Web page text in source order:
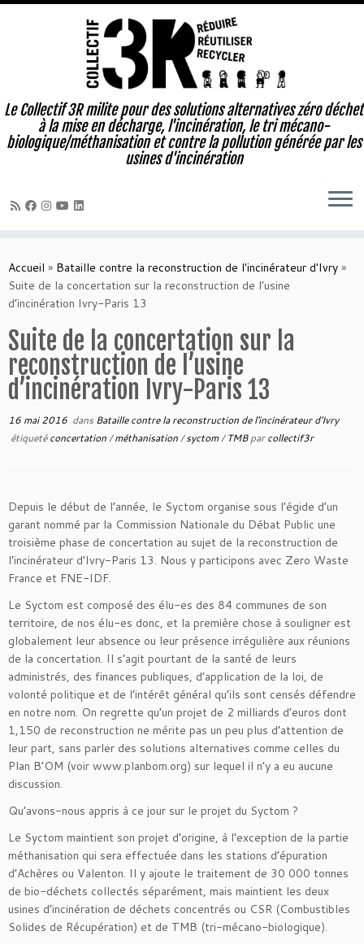
au
contenu
Le Collectif 3R milite pour des solutions alternatives zéro déchet
à la mise en décharge, l'incinération, le tri mécano-
biologique/méthanisation et contre la pollution générée par les
usines d'incinération
Accueil » Bataille contre la reconstruction de l'incinérateur d'Ivry »
Suite de la concertation sur la reconstruction de l’usine
d’incinération Ivry-Paris 13
Suite de la concertation sur la
reconstruction de l’usine
d’incinération Ivry-Paris 13
16 mai 2016 dans Bataille contre la reconstruction de l'incinérateur d'Ivry
étiquetéconcertation/méthanisation/syctom/TMBparcollectif3r
Depuis le début de l’année, le Syctom organise sous l’égide d’un
garant nommé par la Commission Nationale du Débat Public une
troisième phase de concertation au sujet de la reconstruction de
l’incinérateur d’Ivry-Paris 13. Nous y participons avec Zero Waste
France et FNE-IDF.
Le Syctom est composé des élu-es des 84 communes de son
territoire, de nos élu-es donc, et la première chose à souligner est
globalement leur absence ou leur présence irrégulière aux réunions
de la concertation. Il s’agit pourtant de la santé de leurs
administrés, des finances publiques, d’application de la loi, de
volonté politique et de l’intérêt général qu’ils sont censés défendre
en notre nom. On regrette qu’un projet de 2 milliards d’euros dont
1,150 de reconstruction ne mérite pas un peu plus d’attention de
leur part, sans parler des solutions alternatives comme celles du
Plan B’OM (voir www.planbom.org) sur lequel il n’y a eu aucune
discussion.
Qu’avons-nous appris à ce jour sur le projet du Syctom ?
Le Syctom maintient son projet d’origine, à l’exception de la partie
méthanisation qui sera effectuée dans les stations d’épuration
d’Achères ou Valenton. Il y ajoute le traitement de 30 000 tonnes
de bio-déchets collectés séparément, mais maintient les deux
usines d’incinération de déchets concentrés ou CSR (Combustibles
Solides de Récupération) et de TMB (tri-mécano-biologique).